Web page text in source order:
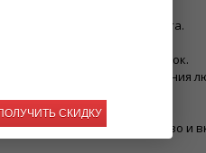
в виде цветочного букета.
в виде букета.
орехов и пикантных закусок.
подходящие для празднования
блюд и закусок.
высочайшее качество и
СКИДКУ